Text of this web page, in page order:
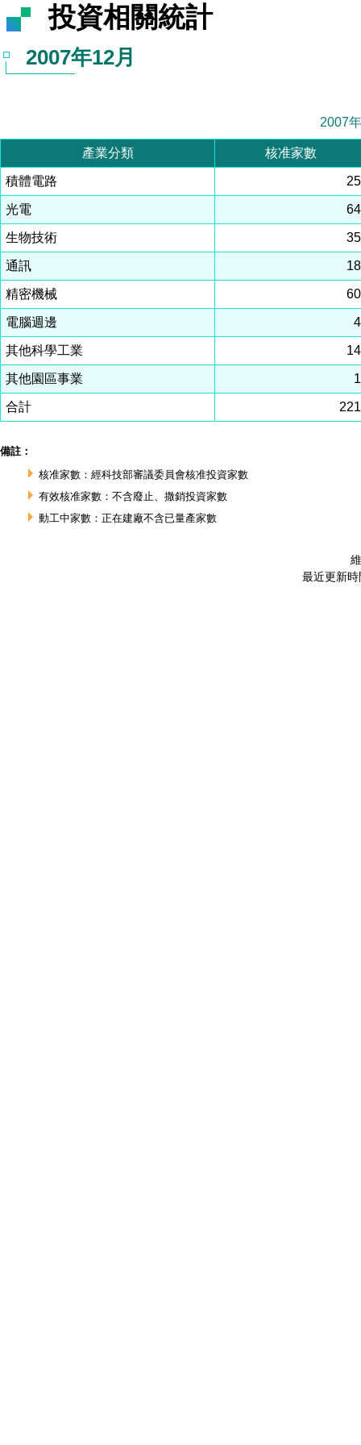
投資相關統計
2007年12月
2007
產業分類 核准家數
積體電路 25
光電 64
生物技術 35
通訊 18
精密機械 60
電腦週邊 4
其他科學工業 14
其他園區事業 1
合計 221
備註：
核准家數：經科技部審議委員會核准投資家數
有效核准家數：不含廢止、撒銷投資家數
動工中家數：正在建廠不含已量產家數
最近更新